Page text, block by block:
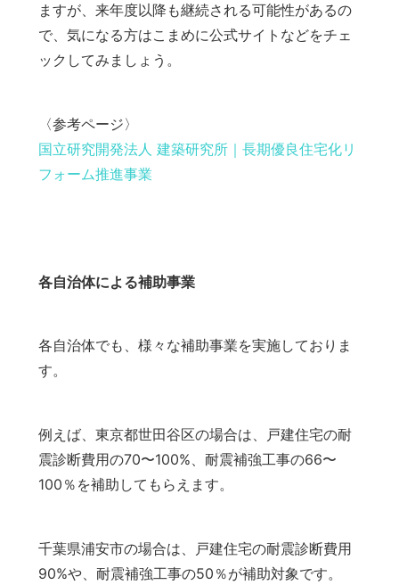
ますが、来年度以降も継続される可能性があるの
で、気になる方はこまめに公式サイトなどをチェ
ックしてみましょう。
〈参考ページ〉
国立研究開発法人 建築研究所｜長期優良住宅化リ
フォーム推進事業
各自治体による補助事業
各自治体でも、様々な補助事業を実施しておりま
す。
例えば、東京都世田谷区の場合は、戸建住宅の耐
震診断費用の70〜100%、耐震補強工事の66〜
100％を補助してもらえます。
千葉県浦安市の場合は、戸建住宅の耐震診断費用
90%や、耐震補強工事の50％が補助対象です。